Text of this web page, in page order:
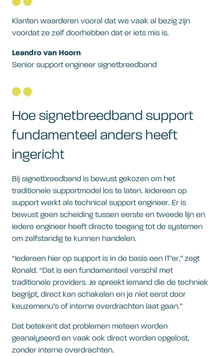
Klanten waarderen vooral dat we vaak al bezig zijn
voordat ze zelf doorhebben dat er iets mis is.
Leandro van Hoorn
Senior support engineer signetbreedband
Hoe signetbreedband support
fundamenteel anders heeft
ingericht
Bij signetbreedband is bewust gekozen om het
traditionele supportmodel los te laten. Iedereen op
support werkt als technical support engineer. Er is
bewust geen scheiding tussen eerste en tweede lijn en
iedere engineer heeft directe toegang tot de systemen
om zelfstandig te kunnen handelen.
“Iedereen hier op support is in de basis een IT’er,” zegt
Ronald. “Dat is een fundamenteel verschil met
traditionele providers. Je spreekt iemand die de techniek
begrijpt, direct kan schakelen en je niet eerst door
keuzemenu’s of interne overdrachten laat gaan.”
Dat betekent dat problemen meteen worden
geanalyseerd en vaak ook direct worden opgelost,
zonder interne overdrachten.